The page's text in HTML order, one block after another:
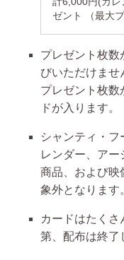
ゼント （最大
プレゼント枚数
びいただけませ
プレゼント枚数
ドが入ります。
シャンティ・フ
レンダー、アー
商品、および映
象外となります
カードはたく
第、配布は終了